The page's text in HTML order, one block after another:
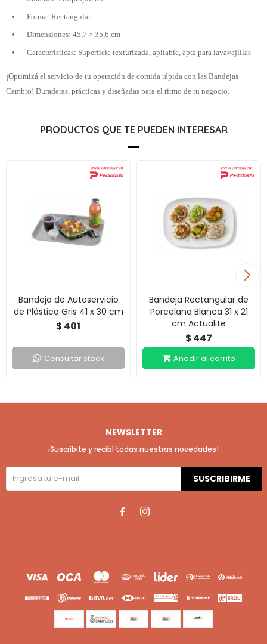
Forma: Rectangular
Dimensiones: 45,7 × 35,6 cm
Características: Superficie texturizada, apilable, apta para lavavajillas
¡Optimizá el servicio de tu operación de comida rápida con las Bandejas
Cambro! Duraderas, prácticas y diseñadas para el ritmo de tu negocio.
PRODUCTOS QUE TE PUEDEN INTERESAR
Bandeja de Autoservicio
de Plástico Gris 41 x 30 cm
$ 401
Consultar stock
Bandeja Rectangular de
Porcelana Blanca 31 x 21
cm Actualite
$ 447
NEWSLETTER
¡Suscribite y recibí todas nuestras novedades!
SUSCRIBIRME
 